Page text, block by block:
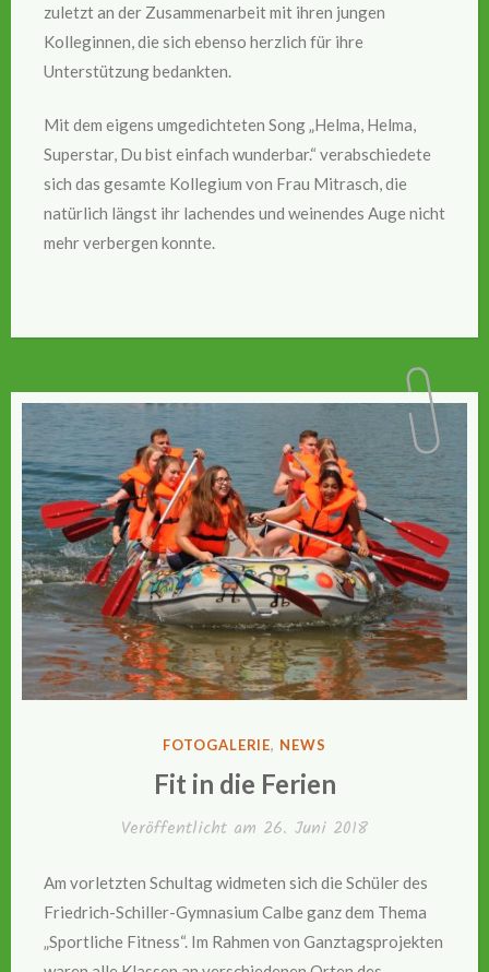
zuletzt an der Zusammenarbeit mit ihren jungen
Kolleginnen, die sich ebenso herzlich für ihre
Unterstützung bedankten.
Mit dem eigens umgedichteten Song „Helma, Helma,
Superstar, Du bist einfach wunderbar.“ verabschiedete
sich das gesamte Kollegium von Frau Mitrasch, die
natürlich längst ihr lachendes und weinendes Auge nicht
mehr verbergen konnte.
VERÖFFENTLICHT
FOTOGALERIE, NEWS
Fit in die Ferien
Veröffentlicht am 26. Juni 2018
Am vorletzten Schultag widmeten sich die Schüler des
Friedrich-Schiller-Gymnasium Calbe ganz dem Thema
„Sportliche Fitness“. Im Rahmen von Ganztagsprojekten